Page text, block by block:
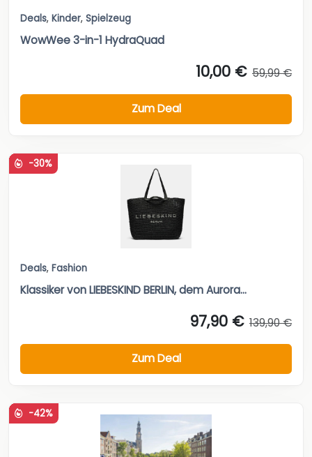
Deals, Kinder, Spielzeug
WowWee 3-in-1 HydraQuad
10,00 € 59,99 €
Zum Deal
-30%
Deals, Fashion
Klassiker von LIEBESKIND BERLIN, dem Aurora...
97,90 € 139,90 €
Zum Deal
-42%